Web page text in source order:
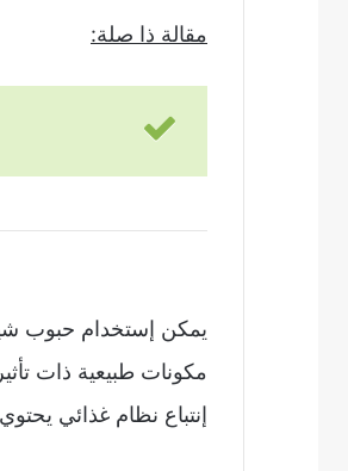
مقالة ذا صلة:
يمكن إستخدام حبوب
مكونات طبيعية ذات
إنتباع نظام غذائي